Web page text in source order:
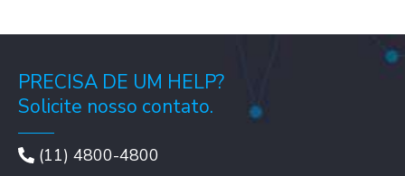
PRECISA DE UM HELP?
Solicite nosso contato.
(11) 4800-4800